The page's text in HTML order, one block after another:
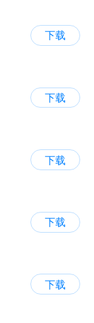
下载
下载
下载
下载
下载